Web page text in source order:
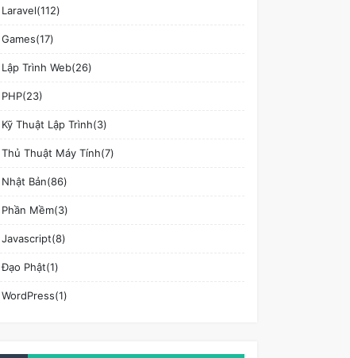
Laravel(112)
Games(17)
Lập Trình Web(26)
PHP(23)
Kỹ Thuật Lập Trình(3)
Thủ Thuật Máy Tính(7)
Nhật Bản(86)
Phần Mềm(3)
Javascript(8)
Đạo Phật(1)
WordPress(1)